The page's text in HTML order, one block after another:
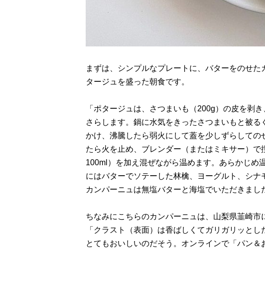
まずは、シンプルなプレートに、バターをのせ
タージュを盛った朝食です。
「ポタージュは、さつまいも（200g）の皮を剥
さらします。鍋に水気をきったさつまいもと被
かけ、沸騰したら弱火にして蓋を少しずらして
たら火を止め、ブレンダー（またはミキサー）で
100ml）を加え混ぜながら温めます。あらかじめ
にはバターでソテーした林檎、ヨーグルト、シナ
カンパーニュは無塩バターと海塩でいただきまし
ちなみにこちらのカンパーニュは、山梨県韮崎市
「クラスト（表面）は香ばしくてガリガリッと
とてもおいしいのだそう。オンラインで「パン＆